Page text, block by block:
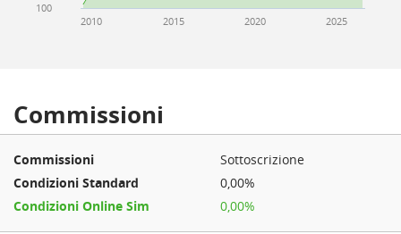
2010 2015 2020 2025
100
Commissioni
Sottoscrizione
0,00%
0,00%